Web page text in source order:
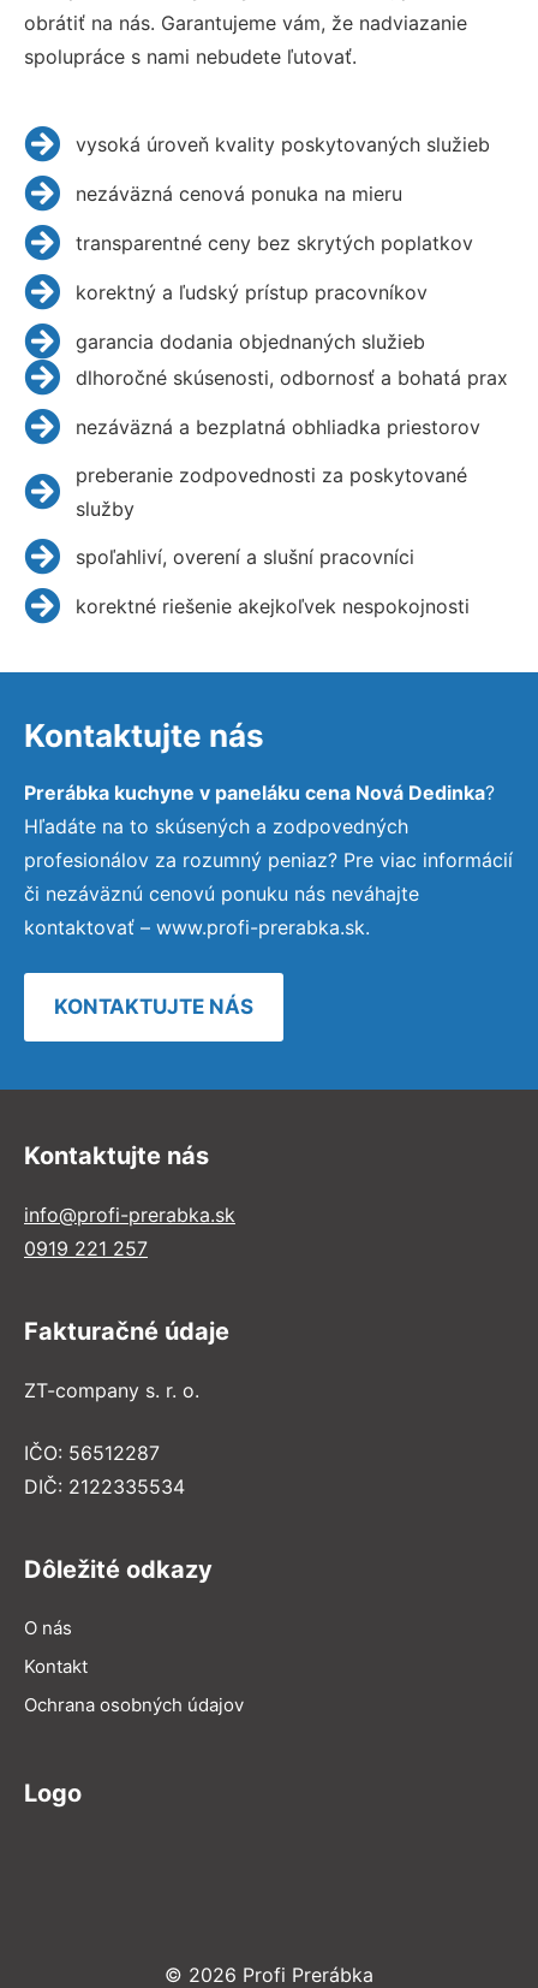
obrátiť na nás. Garantujeme vám, že nadviazanie
spolupráce s nami nebudete ľutovať.
vysoká úroveň kvality poskytovaných služieb
nezáväzná cenová ponuka na mieru
transparentné ceny bez skrytých poplatkov
korektný a ľudský prístup pracovníkov
garancia dodania objednaných služieb
dlhoročné skúsenosti, odbornosť a bohatá prax
nezáväzná a bezplatná obhliadka priestorov
preberanie zodpovednosti za poskytované
služby
spoľahliví, overení a slušní pracovníci
korektné riešenie akejkoľvek nespokojnosti
Kontaktujte nás
Prerábka kuchyne v paneláku cena Nová Dedinka?
Hľadáte na to skúsených a zodpovedných
profesionálov za rozumný peniaz? Pre viac informácií
či nezáväznú cenovú ponuku nás neváhajte
kontaktovať – www.profi-prerabka.sk.
KONTAKTUJTE NÁS
Kontaktujte nás
info@profi-prerabka.sk
0919 221 257
Fakturačné údaje
ZT-company s. r. o.
IČO: 56512287
DIČ: 2122335534
Dôležité odkazy
O nás
Kontakt
Ochrana osobných údajov
Logo
© 2026 Profi Prerábka